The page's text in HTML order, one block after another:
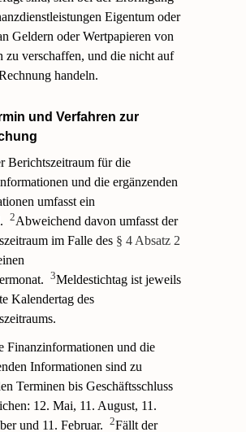
Eigentum oder
Geldern oder Wertpapieren von
zu verschaffen, und die nicht auf
handeln.
und Verfahren zur
Berichtszeitraum für die
und die ergänzenden
umfasst ein
2Abweichend davon umfasst der
im Falle des § 4 Absatz 2
3Meldestichtag ist jeweils
Kalendertag des
Finanzinformationen und die
Informationen sind zu
Terminen bis Geschäftsschluss
12. Mai, 11. August, 11.
und 11. Februar.
2Fällt der